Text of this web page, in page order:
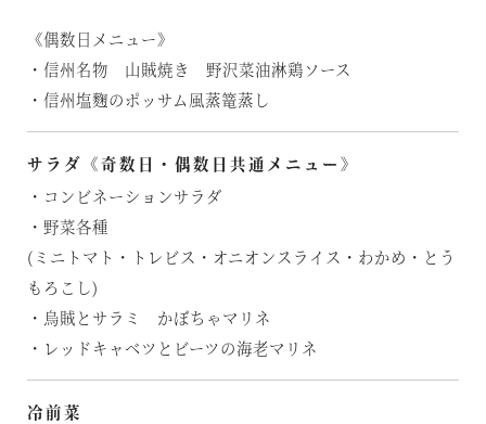
《偶数日メニュー》
・信州名物 山賊焼き 野沢菜油淋鶏ソース
・信州塩麴のポッサム風蒸篭蒸し
サラダ《奇数日・偶数日共通メニュー》
・コンビネーションサラダ
・野菜各種
(ミニトマト・トレビス・オニオンスライス・わかめ・とう
もろこし)
・烏賊とサラミ かぼちゃマリネ
・レッドキャベツとビーツの海老マリネ
冷前菜